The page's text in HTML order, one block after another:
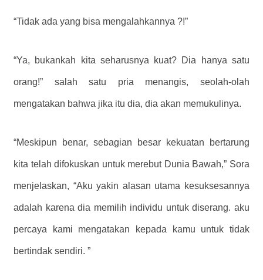
“Tidak ada yang bisa mengalahkannya ?!”
“Ya, bukankah kita seharusnya kuat? Dia hanya satu
orang!” salah satu pria menangis, seolah-olah
mengatakan bahwa jika itu dia, dia akan memukulinya.
“Meskipun benar, sebagian besar kekuatan bertarung
kita telah difokuskan untuk merebut Dunia Bawah,” Sora
menjelaskan, “Aku yakin alasan utama kesuksesannya
adalah karena dia memilih individu untuk diserang. aku
percaya kami mengatakan kepada kamu untuk tidak
bertindak sendiri. ”